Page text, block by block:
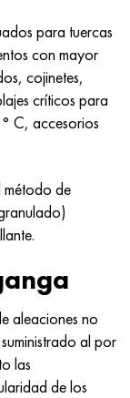
para tuercas
con mayor
cojinetes,
críticos para
C, accesorios
método de
aleaciones no
al por
las
de los